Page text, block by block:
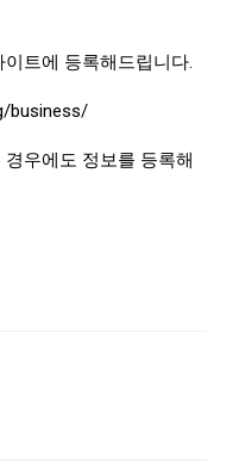
트에 등록해드립니다.
business/
우에도 정보를 등록해